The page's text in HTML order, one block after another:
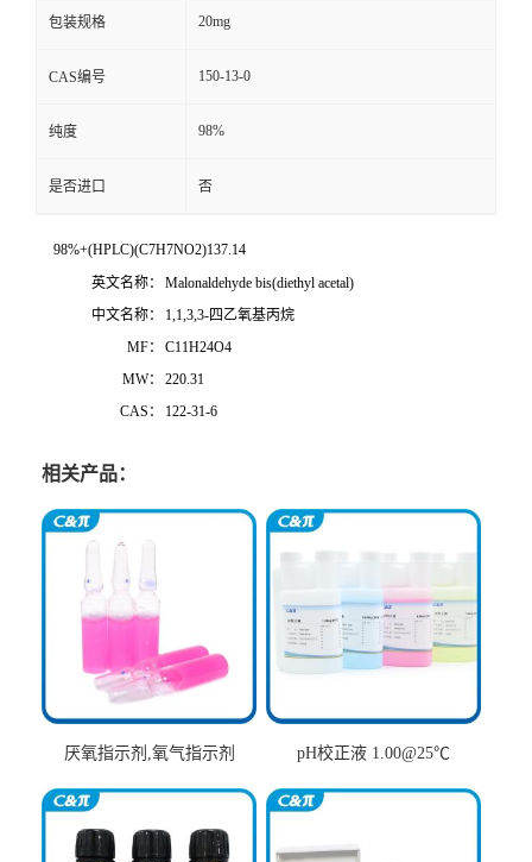
包装规格 20mg
CAS编号 150-13-0
纯度 98%
是否进口 否
98%+(HPLC)(C7H7NO2)137.14
英文名称：
Malonaldehyde bis(diethyl acetal)
中文名称：
1,1,3,3-四乙氧基丙烷
MF：
C11H24O4
MW：
220.31
CAS：
122-31-6
相关产品：
厌氧指示剂,氧气指示剂 pH校正液 1.00@25℃